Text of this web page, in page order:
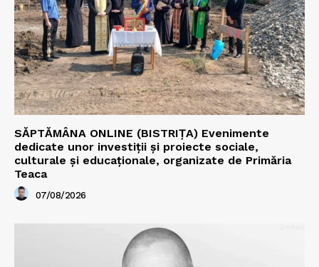
SĂPTĂMÂNA ONLINE (BISTRIȚA) Evenimente
dedicate unor investiții și proiecte sociale,
culturale și educaționale, organizate de Primăria
Teaca
07/08/2026